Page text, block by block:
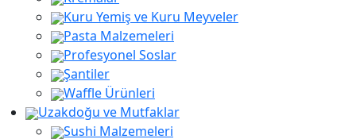
Kuru Yemiş ve Kuru Meyveler
Pasta Malzemeleri
Profesyonel Soslar
Şantiler
Waffle Ürünleri
Uzakdoğu ve Mutfaklar
Sushi Malzemeleri